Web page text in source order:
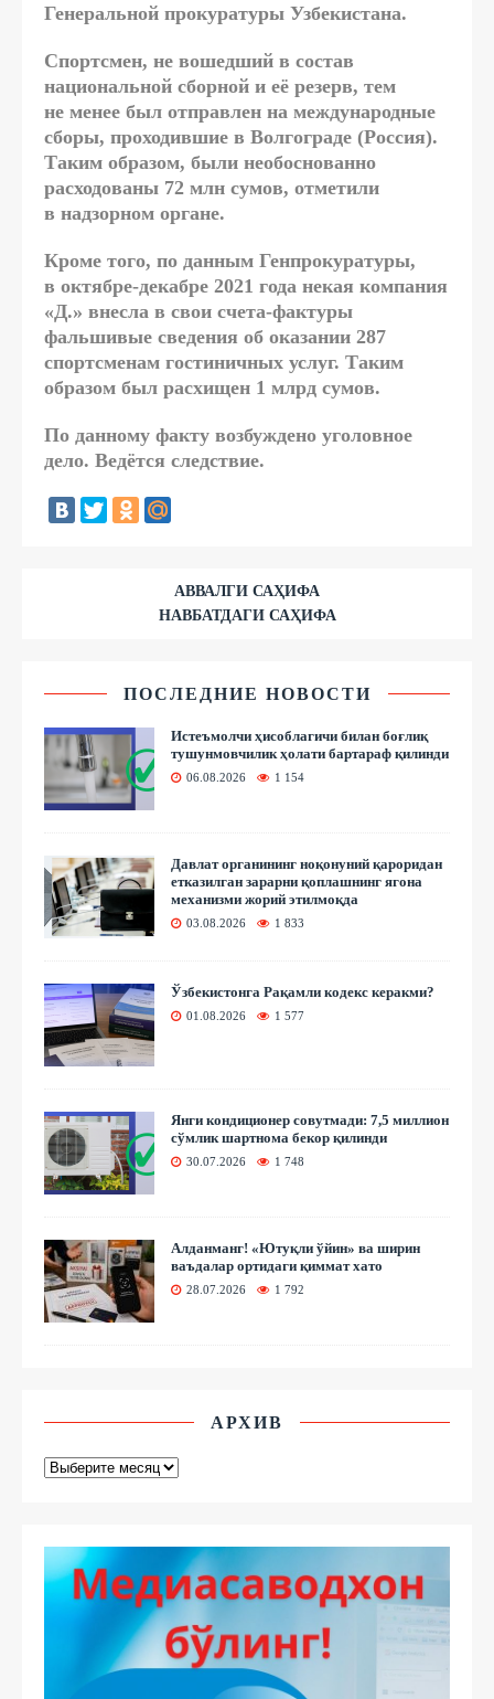
Генеральной прокуратуры Узбекистана.
Спортсмен, не вошедший в состав
национальной сборной и её резерв, тем
не менее был отправлен на международные
сборы, проходившие в Волгограде (Россия).
Таким образом, были необоснованно
расходованы 72 млн сумов, отметили
в надзорном органе.
Кроме того, по данным Генпрокуратуры,
в октябре-декабре 2021 года некая компания
«Д.» внесла в свои счета-фактуры
фальшивые сведения об оказании 287
спортсменам гостиничных услуг. Таким
образом был расхищен 1 млрд сумов.
По данному факту возбуждено уголовное
дело. Ведётся следствие.
АВВАЛГИ САҲИФА
НАВБАТДАГИ САҲИФА
ПОСЛЕДНИЕ НОВОСТИ
Истеъмолчи ҳисоблагичи билан боғлиқ
тушунмовчилик ҳолати бартараф қилинди
06.08.2026 1 154
Давлат органининг ноқонуний қароридан
етказилган зарарни қоплашнинг ягона
механизми жорий этилмоқда
03.08.2026 1 833
Ўзбекистонга Рақамли кодекс керакми?
01.08.2026 1 577
Янги кондиционер совутмади: 7,5 миллион
сўмлик шартнома бекор қилинди
30.07.2026 1 748
Алданманг! «Ютуқли ўйин» ва ширин
ваъдалар ортидаги қиммат хато
28.07.2026 1 792
АРХИВ